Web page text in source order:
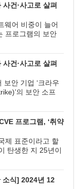
건·사고로 살펴
웨어 비중이 늘어
프로그램의 보안
건·사고로 살펴
보안 기업 ‘크라우
의 보안 소프
프로그램, ‘취약
제 표준이라고 할
탄생한 지 25년이
소식] 2024년 12